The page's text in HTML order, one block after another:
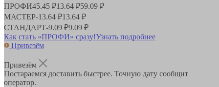
ПРОФИ45.45 ₽13.64 ₽59.09 ₽
МАСТЕР-13.64 ₽13.64 ₽
СТАНДАРТ-9.09 ₽9.09 ₽
Как стать «ПРОФИ» сразу!Узнать подробнее
Привезём
Привезём
Постараемся доставить быстрее. Точную дату сообщит
оператор.